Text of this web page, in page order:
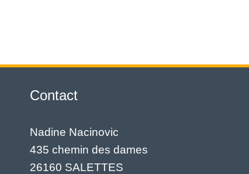
Contact
Nadine Nacinovic
435 chemin des dames
26160 SALETTES